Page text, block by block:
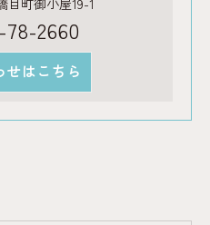
2660
せはこちら